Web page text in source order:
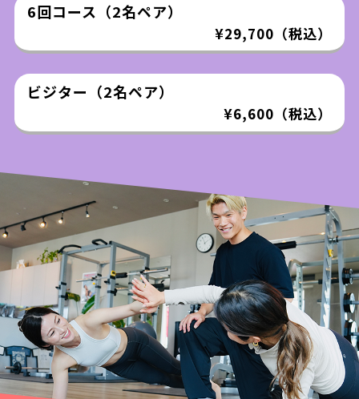
6回コース（2名ペア）
¥29,700（税込）
ビジター（2名ペア）
¥6,600（税込）